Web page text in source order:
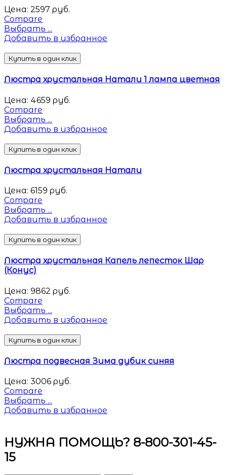
Цена: 2597 руб.
Compare
Выбрать ...
Добавить в избранное
Купить в один клик
Люстра хрустальная Натали 1 лампа цветная
Цена: 4659 руб.
Compare
Выбрать ...
Добавить в избранное
Купить в один клик
Люстра хрустальная Натали
Цена: 6159 руб.
Compare
Выбрать ...
Добавить в избранное
Купить в один клик
Люстра хрустальная Капель лепесток Шар
(Конус)
Цена: 9862 руб.
Compare
Выбрать ...
Добавить в избранное
Купить в один клик
Люстра подвесная Зима дубик синяя
Цена: 3006 руб.
Compare
Выбрать ...
Добавить в избранное
НУЖНА ПОМОЩЬ? 8-800-301-45-
15